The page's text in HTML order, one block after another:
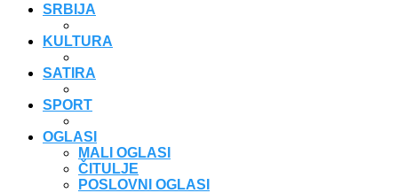
SRBIJA
KULTURA
SATIRA
SPORT
OGLASI
MALI OGLASI
ČITULJE
POSLOVNI OGLASI